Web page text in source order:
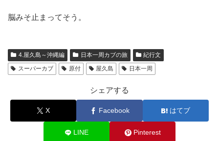
脳みそ止まってそう。
4.屋久島～沖縄編 日本一周カブの旅
紀行文
スーパーカブ
原付 屋久島 日本一周
シェアする
X Facebook はてブ
LINE Pinterest